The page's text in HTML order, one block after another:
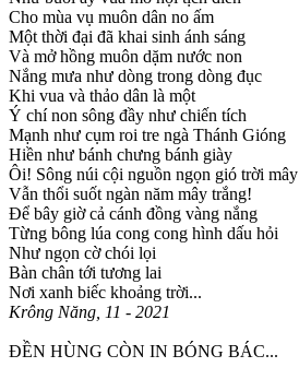
Cho mùa vụ muôn dân no ấm
Một thời đại đã khai sinh ánh sáng
Và mở hồng muôn dặm nước non
Nắng mưa như dòng trong dòng đục
Khi vua và thảo dân là một
Ý chí non sông đầy như chiến tích
Mạnh như cụm roi tre ngà Thánh Gióng
Hiền như bánh chưng bánh giày
Ôi! Sông núi cội nguồn ngọn gió trời mây
Vẫn thổi suốt ngàn năm mây trắng!
Để bây giờ cả cánh đồng vàng nắng
Từng bông lúa cong cong hình dấu hỏi
Như ngọn cờ chói lọi
Bàn chân tới tương lai
Nơi xanh biếc khoảng trời...
Krông Năng, 11 - 2021
ĐỀN HÙNG CÒN IN BÓNG BÁC...